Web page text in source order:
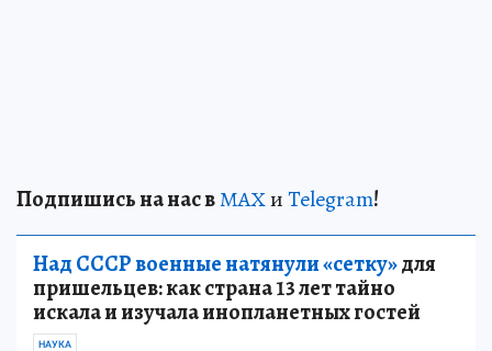
Подпишись на нас вМАХиTelegram!
Над СССР военные натянули «сетку»для
пришельцев: как страна 13 лет тайно
искала и изучала инопланетных гостей
НАУКА